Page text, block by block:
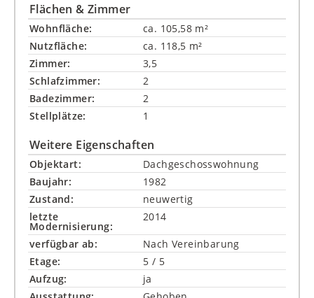
Flächen & Zimmer
Wohnfläche:
ca. 105,58 m²
Nutzfläche:
ca. 118,5 m²
Zimmer:
3,5
Schlafzimmer:
2
Badezimmer:
2
Stellplätze:
1
Weitere Eigenschaften
Objektart:
Dachgeschosswohnung
Baujahr:
1982
Zustand:
neuwertig
letzte
Modernisierung:
2014
verfügbar ab:
Nach Vereinbarung
Etage:
5 / 5
Aufzug:
ja